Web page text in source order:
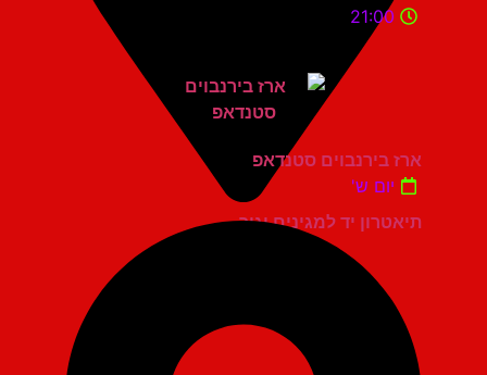
תיאטרון יד למגינים יגור
21:00
ארז בירנבוים סטנדאפ
יום ש'